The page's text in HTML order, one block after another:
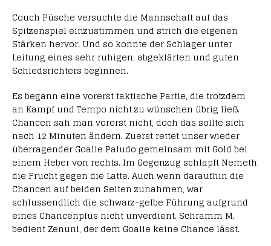
Couch Püsche versuchte die Mannschaft auf das
Spitzenspiel einzustimmen und strich die eigenen
Stärken hervor. Und so konnte der Schlager unter
Leitung eines sehr ruhigen, abgeklärten und guten
Schiedsrichters beginnen.
Es begann eine vorerst taktische Partie, die trotzdem
an Kampf und Tempo nicht zu wünschen übrig ließ.
Chancen sah man vorerst nicht, doch das sollte sich
nach 12 Minuten ändern. Zuerst rettet unser wieder
überragender Goalie Paludo gemeinsam mit Gold bei
einem Heber von rechts. Im Gegenzug schlapft Nemeth
die Frucht gegen die Latte. Auch wenn daraufhin die
Chancen auf beiden Seiten zunahmen, war
schlussendlich die schwarz-gelbe Führung aufgrund
eines Chancenplus nicht unverdient. Schramm M.
bedient Zenuni, der dem Goalie keine Chance lässt.